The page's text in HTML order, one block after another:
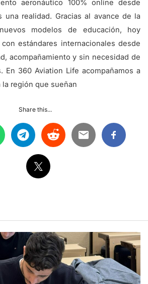
aeronáutico 100% online desde
una realidad. Gracias al avance de la
modelos de educación, hoy
estándares internacionales desde
acompañamiento y sin necesidad de
En 360 Aviation Life acompañamos a
región que sueñan
Share this...